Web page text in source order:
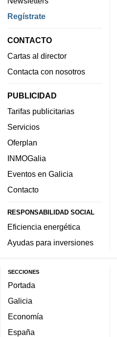
Regístrate
CONTACTO
Cartas al director
Contacta con nosotros
PUBLICIDAD
Tarifas publicitarias
Servicios
Oferplan
INMOGalia
Eventos en Galicia
Contacto
RESPONSABILIDAD SOCIAL
Eficiencia energética
Ayudas para inversiones
SECCIONES
Portada
Galicia
Economía
España